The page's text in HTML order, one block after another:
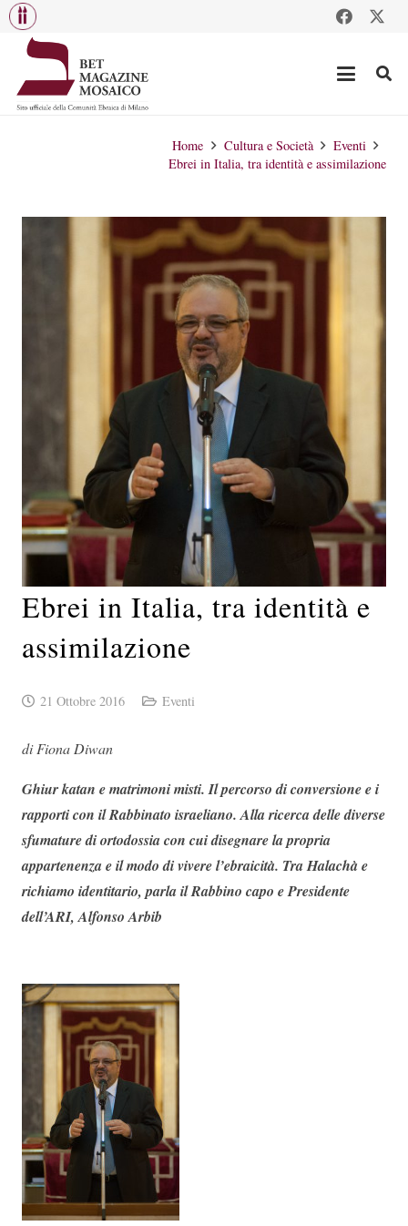
Home Cultura e Società
Eventi
Ebrei in Italia, tra identità e assimilazione
Ebrei in Italia, tra identità e
assimilazione
21 Ottobre 2016 Eventi
di Fiona Diwan
Ghiur katan e matrimoni misti. Il percorso di conversione e i
rapporti con il Rabbinato israeliano. Alla ricerca delle diverse
sfumature di ortodossia con cui disegnare la propria
appartenenza e il modo di vivere l’ebraicità. Tra Halachà e
richiamo identitario, parla il Rabbino capo e Presidente
dell’ARI, Alfonso Arbib